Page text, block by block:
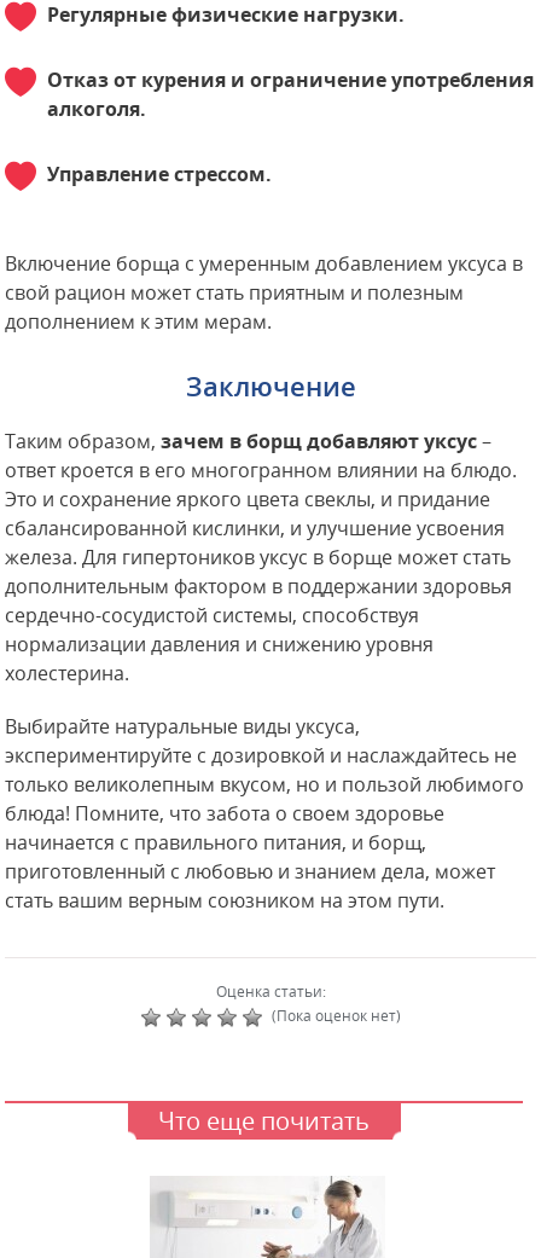
Регулярные физические нагрузки.
Отказ от курения и ограничение употребления
алкоголя.
Управление стрессом.
Включение борща с умеренным добавлением уксуса в
свой рацион может стать приятным и полезным
дополнением к этим мерам.
Заключение
Таким образом,зачем в борщ добавляют уксус–
ответ кроется в его многогранном влиянии на блюдо.
Это и сохранение яркого цвета свеклы, и придание
сбалансированной кислинки, и улучшение усвоения
железа. Для гипертоников уксус в борще может стать
дополнительным фактором в поддержании здоровья
сердечно-сосудистой системы, способствуя
нормализации давления и снижению уровня
холестерина.
Выбирайте натуральные виды уксуса,
экспериментируйте с дозировкой и наслаждайтесь не
только великолепным вкусом, но и пользой любимого
блюда! Помните, что забота о своем здоровье
начинается с правильного питания, и борщ,
приготовленный с любовью и знанием дела, может
стать вашим верным союзником на этом пути.
Оценка статьи:
(Пока оценок нет)
Что еще почитать